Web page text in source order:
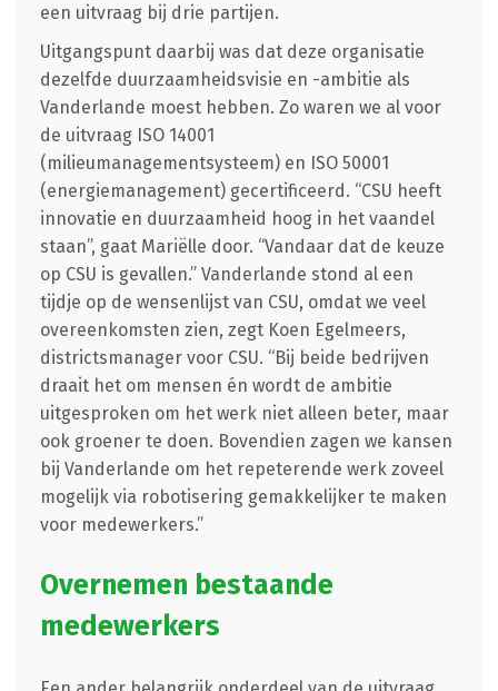
een uitvraag bij drie partijen.
Uitgangspunt daarbij was dat deze organisatie
dezelfde duurzaamheidsvisie en -ambitie als
Vanderlande moest hebben. Zo waren we al voor
de uitvraag ISO 14001
(milieumanagementsysteem) en ISO 50001
(energiemanagement) gecertificeerd. “CSU heeft
innovatie en duurzaamheid hoog in het vaandel
staan”, gaat Mariëlle door. “Vandaar dat de keuze
op CSU is gevallen.” Vanderlande stond al een
tijdje op de wensenlijst van CSU, omdat we veel
overeenkomsten zien, zegt Koen Egelmeers,
districtsmanager voor CSU. “Bij beide bedrijven
draait het om mensen én wordt de ambitie
uitgesproken om het werk niet alleen beter, maar
ook groener te doen. Bovendien zagen we kansen
bij Vanderlande om het repeterende werk zoveel
mogelijk via robotisering gemakkelijker te maken
voor medewerkers.”
Overnemen bestaande
medewerkers